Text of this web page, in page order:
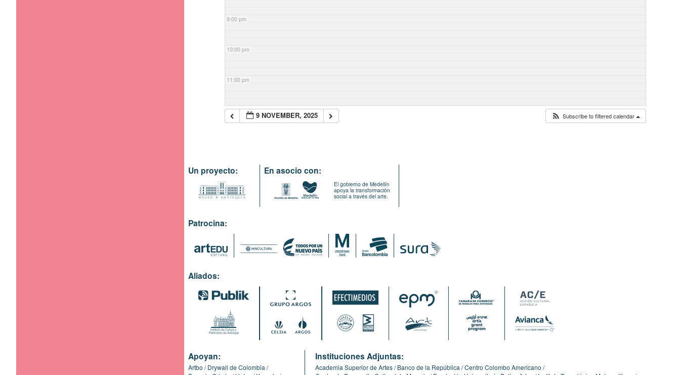
9:00 pm
10:00 pm
11:00 pm
9 NOVEMBER, 2025 Subscribe to filtered calendar
Un proyecto: En asocio con:
El gobierno de Medellín
apoya la transformación
social a través del arte.
Patrocina:
Aliados:
Apoyan:
Artbo
Drywall de Colombia
Instituciones Adjuntas:
Academia Superior de Artes Banco de la República Centro Colombo Americano